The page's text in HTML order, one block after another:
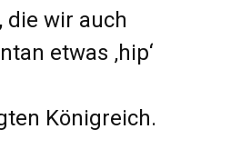
die wir auch
etwas ‚hip‘
Königreich.